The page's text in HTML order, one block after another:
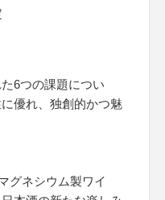
6つの課題につい
優れ、独創的かつ魅
グネシウム製ワイ